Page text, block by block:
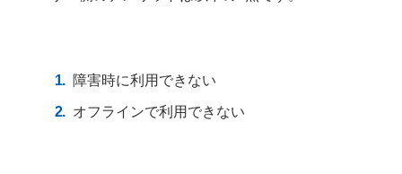
障害時に利用できない
オフラインで利用できない